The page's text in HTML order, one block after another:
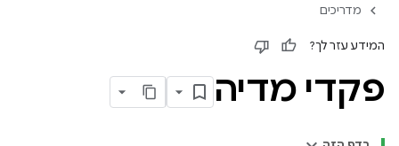
מדריכים
המידע עזר לך?
פקדי מדיה